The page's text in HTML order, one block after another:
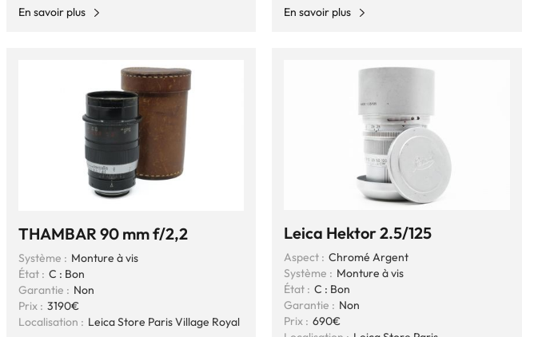
En savoir plus
En savoir plus
THAMBAR 90 mm f/2,2
Système : Monture à vis
État : C : Bon
Garantie : Non
Prix : 3190€
Localisation : Leica Store Paris Village Royal
Leica Hektor 2.5/125
Aspect : Chromé Argent
Système : Monture à vis
État : C : Bon
Garantie : Non
Prix : 690€